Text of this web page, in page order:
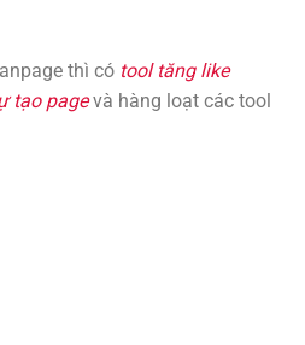
thì có tool tăng like
tạo pagevà hàng loạt các tool